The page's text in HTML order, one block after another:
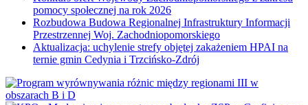
pomocy społecznej na rok 2026
Rozbudowa Budowa Regionalnej Infrastruktury Informacji
Przestrzennej Woj. Zachodniopomorskiego
Aktualizacja: uchylenie strefy objętej zakażeniem HPAI na
ternie gmin Cedynia i Trzcińsko-Zdrój